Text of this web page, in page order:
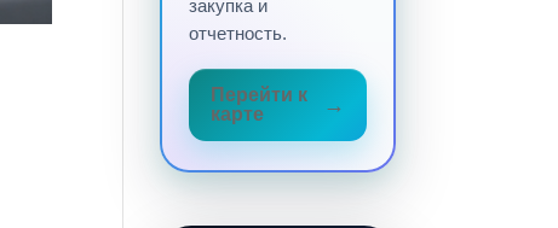
закупка и
отчетность.
Перейти к
карте